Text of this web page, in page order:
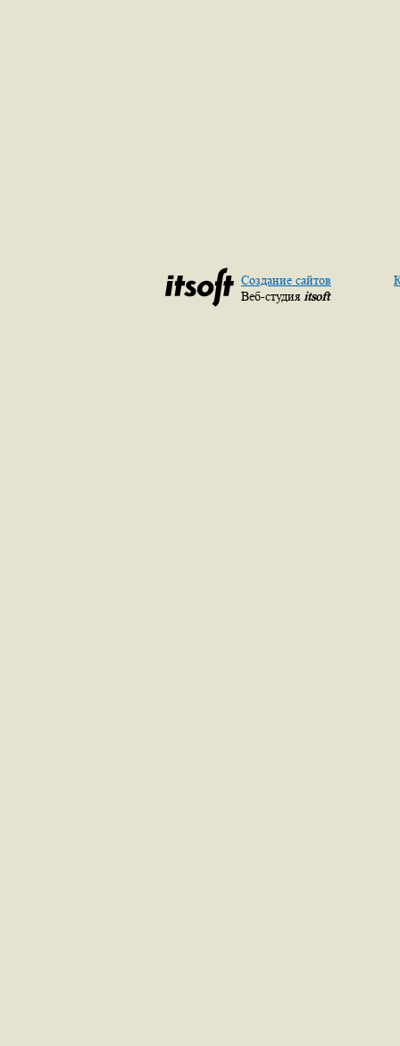
Создание сайтов
Веб-студия itsoft